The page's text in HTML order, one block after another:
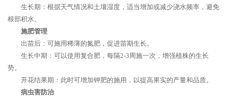
生长期：根据天气情况和土壤湿度，适当增加或减少浇水频率，避免
根部积水。
施肥管理
出苗后：可施用稀薄的氮肥，促进苗期生长。
生长中期：可以使用复合肥，每隔2-3周施一次，增强植株的生长
势。
开花结果期：此时可增加钾肥的施用，以提高果实的产量和品质。
病虫害防治